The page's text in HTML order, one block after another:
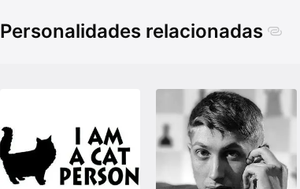
Personalidades relacionadas